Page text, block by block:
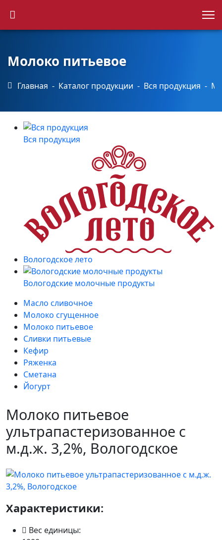
Точки продаж
Новости
Молоко питьевое
Главная Каталог продукции Вся продукция
Вся продукция
Вологодское лето
Вологодские молочные продукты
Масло сливочное
Молоко сгущенное
Молоко питьевое
Сливки питьевые
Кефир
Ряженка
Сметана
Йогурт
Молоко питьевое
ультрапастеризованное с
м.д.ж. 3,2%, Вологодское
Характеристики:
Вес единицы: